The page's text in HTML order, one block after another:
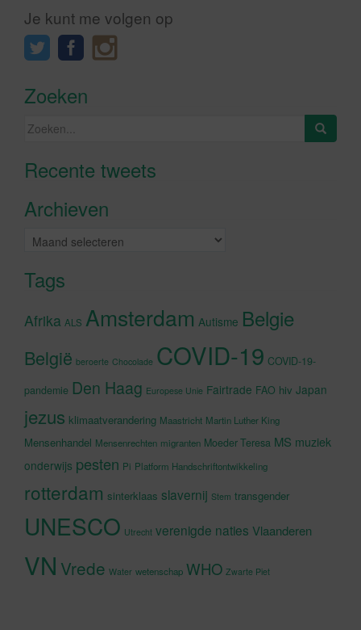
Je kunt me volgen op
Zoeken
Zoeken
Recente tweetsKlik om marketing cookies te
Archieven
Archieven
Tags
Afrika ALS Amsterdam Autisme Belgie
België beroerte Chocolade COVID-19 COVID-19-
pandemie Den Haag Europese Unie Fairtrade FAO hiv Japan
jezus klimaatverandering Maastricht Martin Luther King
Mensenhandel Mensenrechten migranten Moeder Teresa MS muziek
onderwijs pesten Pi Platform Handschriftontwikkeling
rotterdam sinterklaas slavernij Stem transgender
UNESCO Utrecht verenigde naties Vlaanderen
VN Vrede Water wetenschap WHO Zwarte Piet